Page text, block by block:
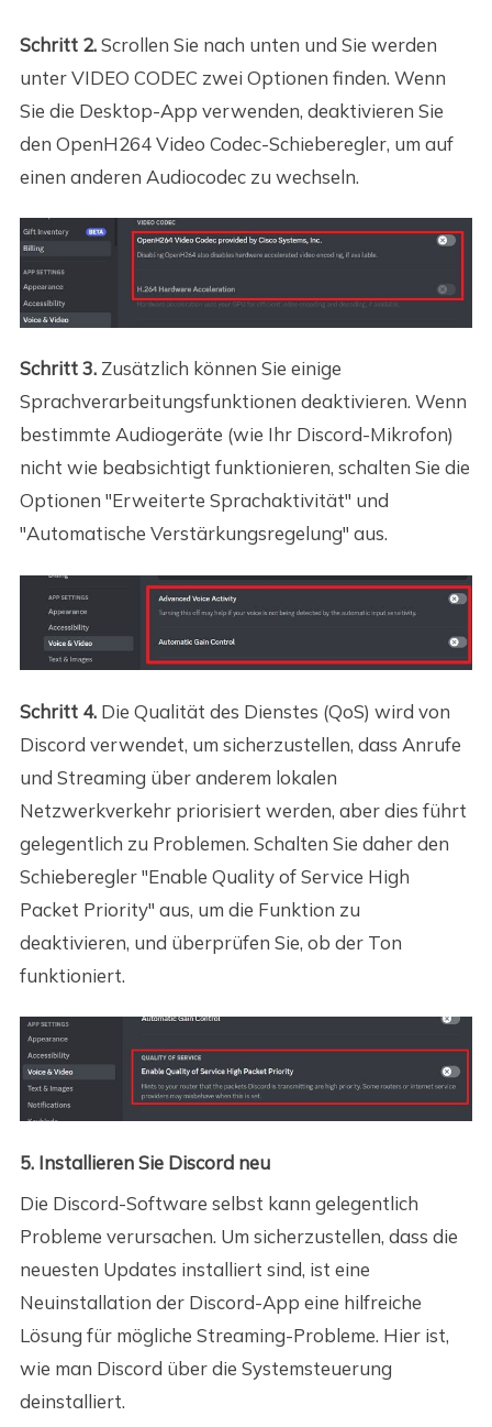
Schritt 2.Scrollen Sie nach unten und Sie werden
unter VIDEO CODEC zwei Optionen finden. Wenn
Sie die Desktop-App verwenden, deaktivieren Sie
den OpenH264 Video Codec-Schieberegler, um auf
einen anderen Audiocodec zu wechseln.
Schritt 3.Zusätzlich können Sie einige
Sprachverarbeitungsfunktionen deaktivieren. Wenn
bestimmte Audiogeräte (wie Ihr Discord-Mikrofon)
nicht wie beabsichtigt funktionieren, schalten Sie die
Optionen "Erweiterte Sprachaktivität" und
"Automatische Verstärkungsregelung" aus.
Schritt 4.Die Qualität des Dienstes (QoS) wird von
Discord verwendet, um sicherzustellen, dass Anrufe
und Streaming über anderem lokalen
Netzwerkverkehr priorisiert werden, aber dies führt
gelegentlich zu Problemen. Schalten Sie daher den
Schieberegler "Enable Quality of Service High
Packet Priority" aus, um die Funktion zu
deaktivieren, und überprüfen Sie, ob der Ton
funktioniert.
5. Installieren Sie Discord neu
Die Discord-Software selbst kann gelegentlich
Probleme verursachen. Um sicherzustellen, dass die
neuesten Updates installiert sind, ist eine
Neuinstallation der Discord-App eine hilfreiche
Lösung für mögliche Streaming-Probleme. Hier ist,
wie man Discord über die Systemsteuerung
deinstalliert.